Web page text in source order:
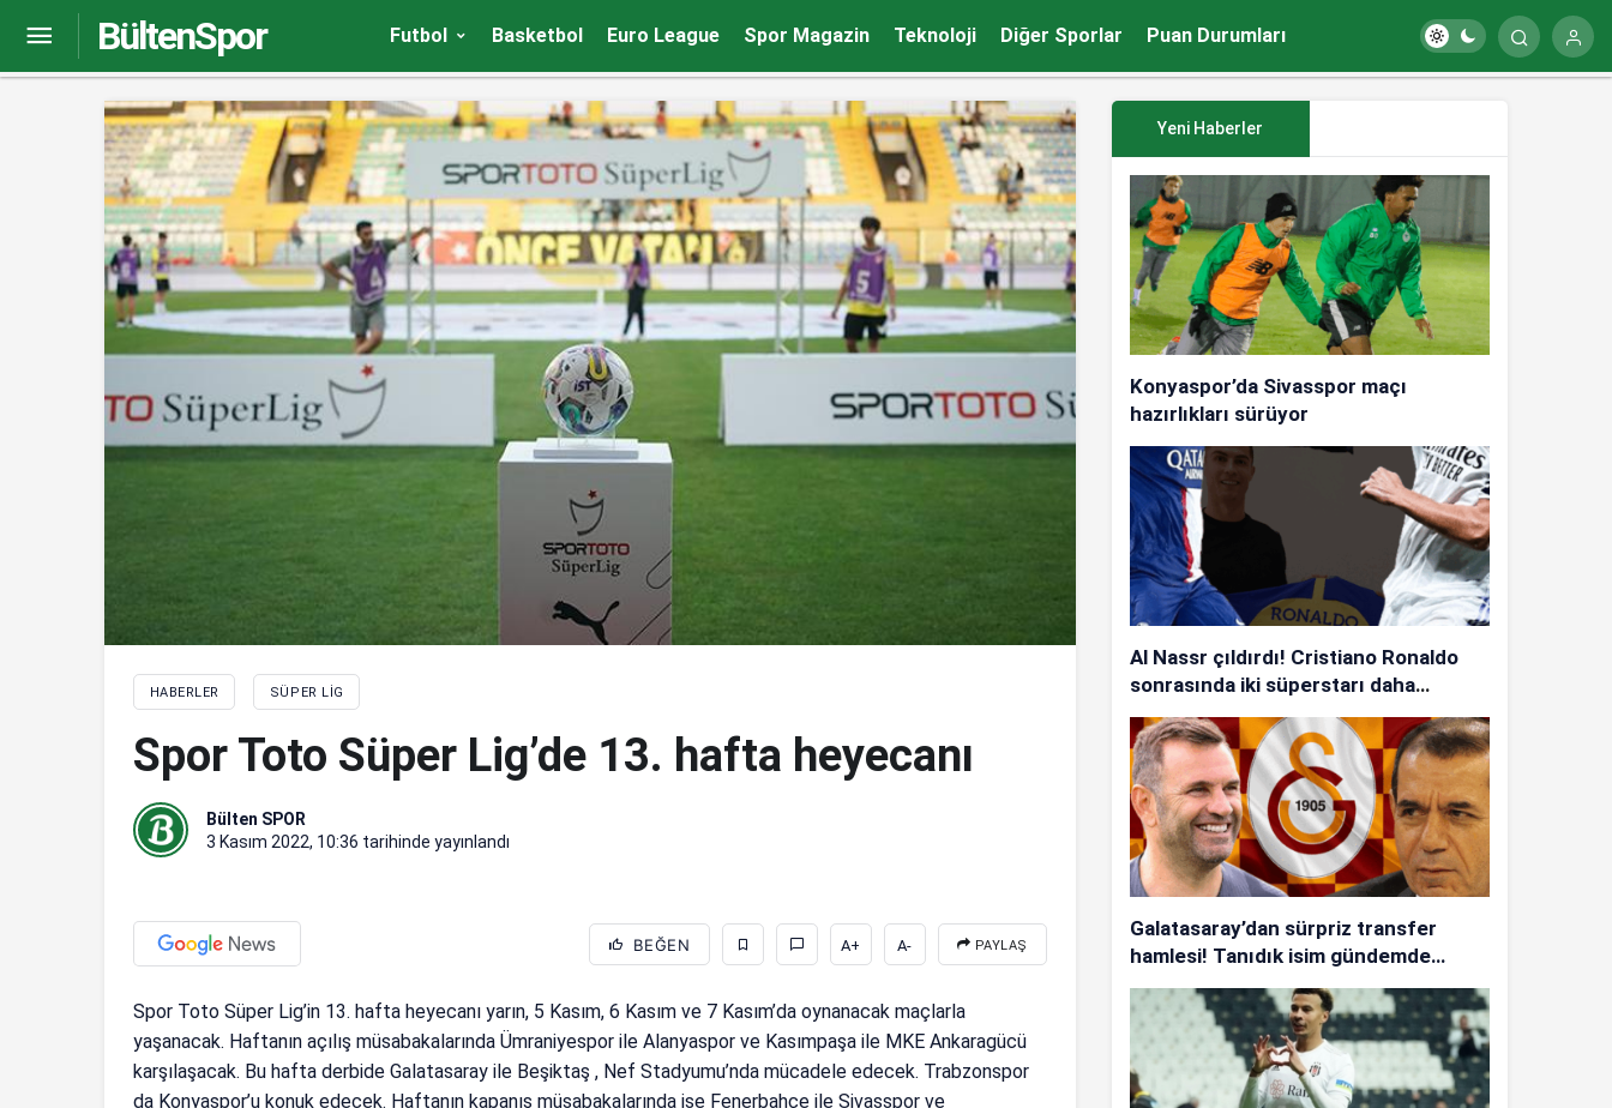
BültenSpor Futbol Basketbol Euro League Spor Magazin Teknoloji Diğer Sporlar Puan Durumları
HABERLER SÜPER LIG
Spor Toto Süper Lig’de 13. hafta heyecanı
Bülten SPOR
3 Kasım 2022, 10:36 tarihinde yayınlandı
BEĞEN A+ A- PAYLAŞ
Spor Toto Süper Lig’in 13. hafta heyecanı yarın, 5 Kasım, 6 Kasım ve 7 Kasım’da oynanacak maçlarla
yaşanacak. Haftanın açılış müsabakalarında Ümraniyespor ile Alanyaspor ve Kasımpaşa ile MKE Ankaragücü
karşılaşacak. Bu hafta derbide Galatasaray ile Beşiktaş , Nef Stadyumu’nda mücadele edecek. Trabzonspor
da Konyaspor’u konuk edecek. Haftanın kapanış müsabakalarında ise Fenerbahçe ile Sivasspor ve
Yeni Haberler
Konyaspor’da Sivasspor maçı
hazırlıkları sürüyor
Al Nassr çıldırdı! Cristiano Ronaldo
sonrasında iki süperstarı daha
istiyorlar…
Galatasaray’dan sürpriz transfer
hamlesi! Tanıdık isim gündemde…
Devrim Özkan’dan Icardi ve Torreira açıklaması